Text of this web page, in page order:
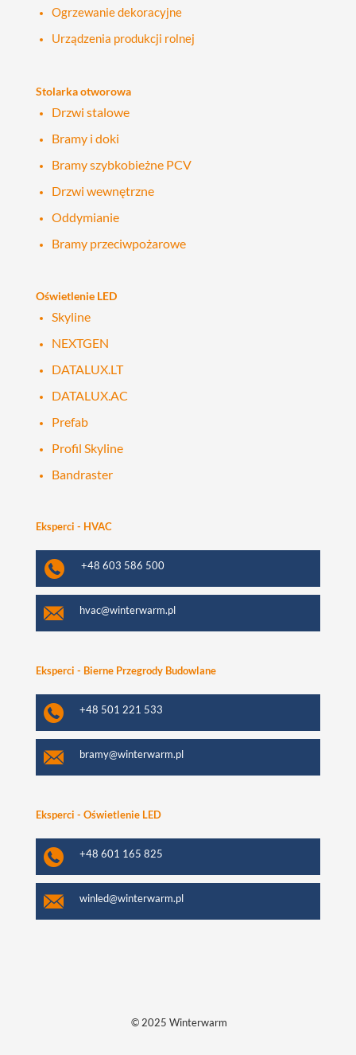
Ogrzewanie dekoracyjne
Urządzenia produkcji rolnej
Stolarka otworowa
Drzwi stalowe
Bramy i doki
Bramy szybkobieżne PCV
Drzwi wewnętrzne
Oddymianie
Bramy przeciwpożarowe
Oświetlenie LED
Skyline
NEXTGEN
DATALUX.LT
DATALUX.AC
Prefab
Profil Skyline
Bandraster
Eksperci - HVAC
+48 603 586 500
hvac@winterwarm.pl
Eksperci - Bierne Przegrody Budowlane
+48 501 221 533
bramy@winterwarm.pl
Eksperci - Oświetlenie LED
+48 601 165 825
winled@winterwarm.pl
© 2025 Winterwarm